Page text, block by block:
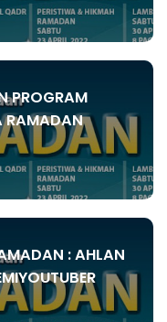
PROGRAM
RAMADAN
: AHLAN